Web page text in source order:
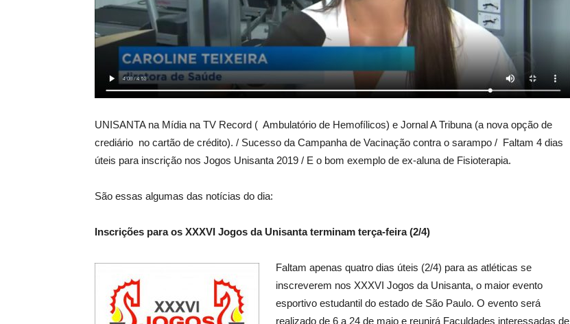
UNISANTA na Mídia na TV Record ( Ambulatório de Hemofílicos) e Jornal A Tribuna (a nova opção de
crediário no cartão de crédito). / Sucesso da Campanha de Vacinação contra o sarampo / Faltam 4 dias
úteis para inscrição nos Jogos Unisanta 2019 / E o bom exemplo de ex-aluna de Fisioterapia.
São essas algumas das notícias do dia:
Inscrições para os XXXVI Jogos da Unisanta terminam terça-feira (2/4)
Faltam apenas quatro dias úteis (2/4) para as atléticas se
inscreverem nos XXXVI Jogos da Unisanta, o maior evento
esportivo estudantil do estado de São Paulo. O evento será
realizado de 6 a 24 de maio e reunirá Faculdades interessadas de